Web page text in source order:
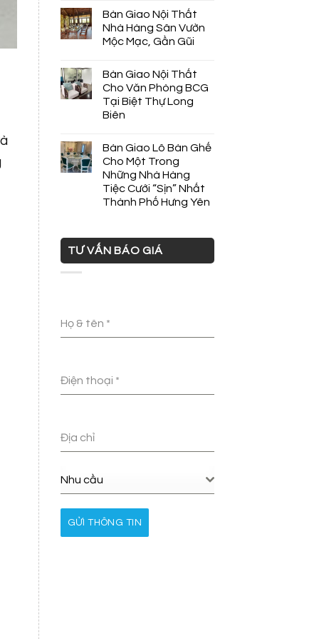
Bàn Giao Nội Thất
Nhà Hàng Sân Vườn
Mộc Mạc, Gần Gũi
Bàn Giao Nội Thất
Cho Văn Phòng BCG
Tại Biệt Thự Long
Biên
Bàn Giao Lô Bàn Ghế
Cho Một Trong
Những Nhà Hàng
Tiệc Cưới “Sịn” Nhất
Thành Phố Hưng Yên
TƯ VẤN BÁO GIÁ
Họ & tên *
Điện thoại *
Địa chỉ
Nhu cầu
GỬI THÔNG TIN